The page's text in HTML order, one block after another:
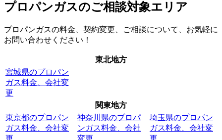
プロパンガスのご相談対象エリア
プロパンガスの料金、契約変更、ご相談について、お気軽に
お問い合わせください！
東北地方
宮城県のプロパン
ガス料金、会社変
更
関東地方
東京都のプロパン
ガス料金、会社変
神奈川県のプロパ
ンガス料金、会社
埼玉県のプロパン
ガス料金、会社変